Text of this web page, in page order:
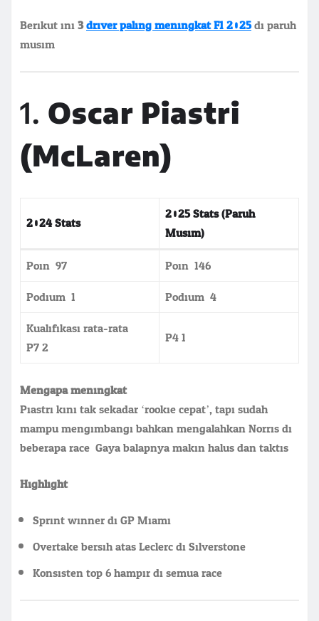
Berikut ini3driver paling meningkat F1 2025di paruh
musim.
1. Oscar Piastri
(McLaren)
2024 Stats
2025 Stats (Paruh
Musim)
Poin: 97
Poin: 146
Podium: 1
Podium: 4
Kualifikasi rata-rata:
P7.2
P4.1
Mengapa meningkat:
Piastri kini tak sekadar ‘rookie cepat’, tapi sudah
mampu mengimbangi bahkan mengalahkan Norris di
beberapa race. Gaya balapnya makin halus dan taktis.
Highlight:
Sprint winner di GP Miami
Overtake bersih atas Leclerc di Silverstone
Konsisten top 6 hampir di semua race